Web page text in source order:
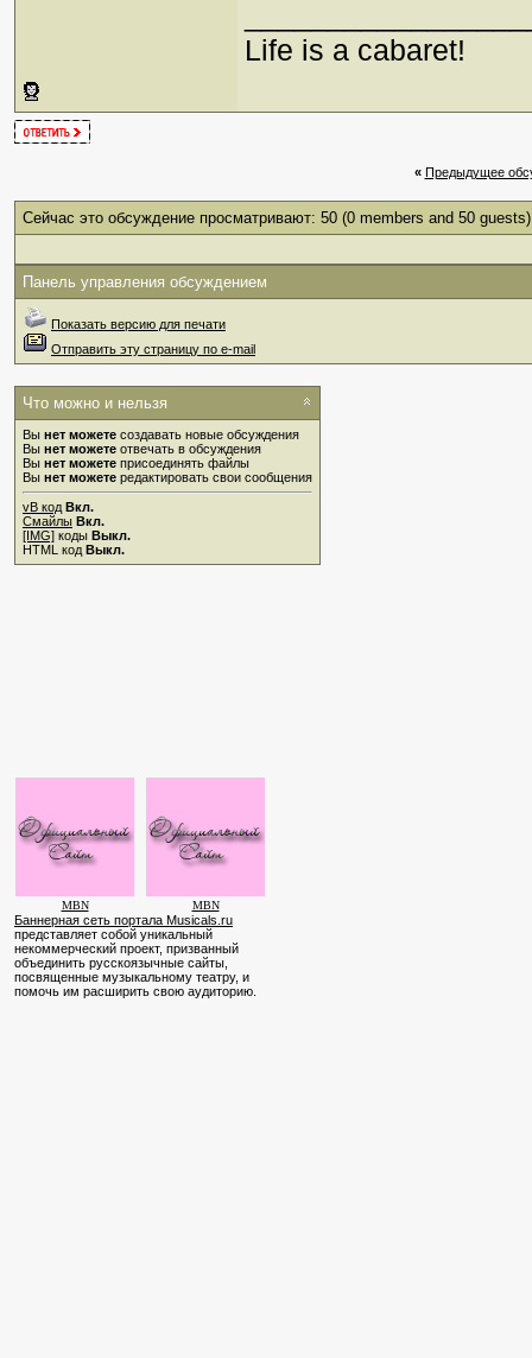
Life is a cabaret!
« Предыдущее
Сейчас это обсуждение просматривают: 50 (0 members and 50 guests)
Панель управления обсуждением
Показать версию для печати
Отправить эту страницу по e-mail
Что можно и нельзя
Вы нет можете создавать новые обсуждения
Вы нет можете отвечать в обсуждения
Вы нет можете присоединять файлы
Вы нет можете редактировать свои сообщения
vB код Вкл.
Смайлы Вкл.
[IMG] коды Выкл.
HTML код Выкл.
MBN MBN
Баннерная сеть портала Musicals.ru
представляет собой уникальный
некоммерческий проект, призванный
объединить русскоязычные сайты,
посвященные музыкальному театру, и
помочь им расширить свою аудиторию.